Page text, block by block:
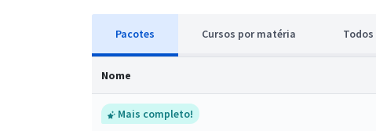
Pacotes Cursos por matéria Todos
Nome
Mais completo!